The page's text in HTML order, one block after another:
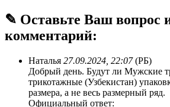
✎ Оставьте Ваш вопрос
комментарий:
Наталья 27.09.2024, 22:07 (РБ)
Добрый день. Будут ли
трикотажные (Узбекистан)
размера, а не весь размерный ряд.
Официальный ответ: